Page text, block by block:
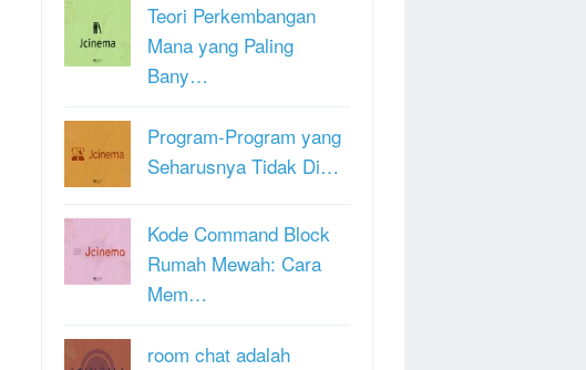
Teori Perkembangan
Mana yang Paling
Bany…
Program-Program yang
Seharusnya Tidak Di…
Kode Command Block
Rumah Mewah: Cara
Mem…
room chat adalah